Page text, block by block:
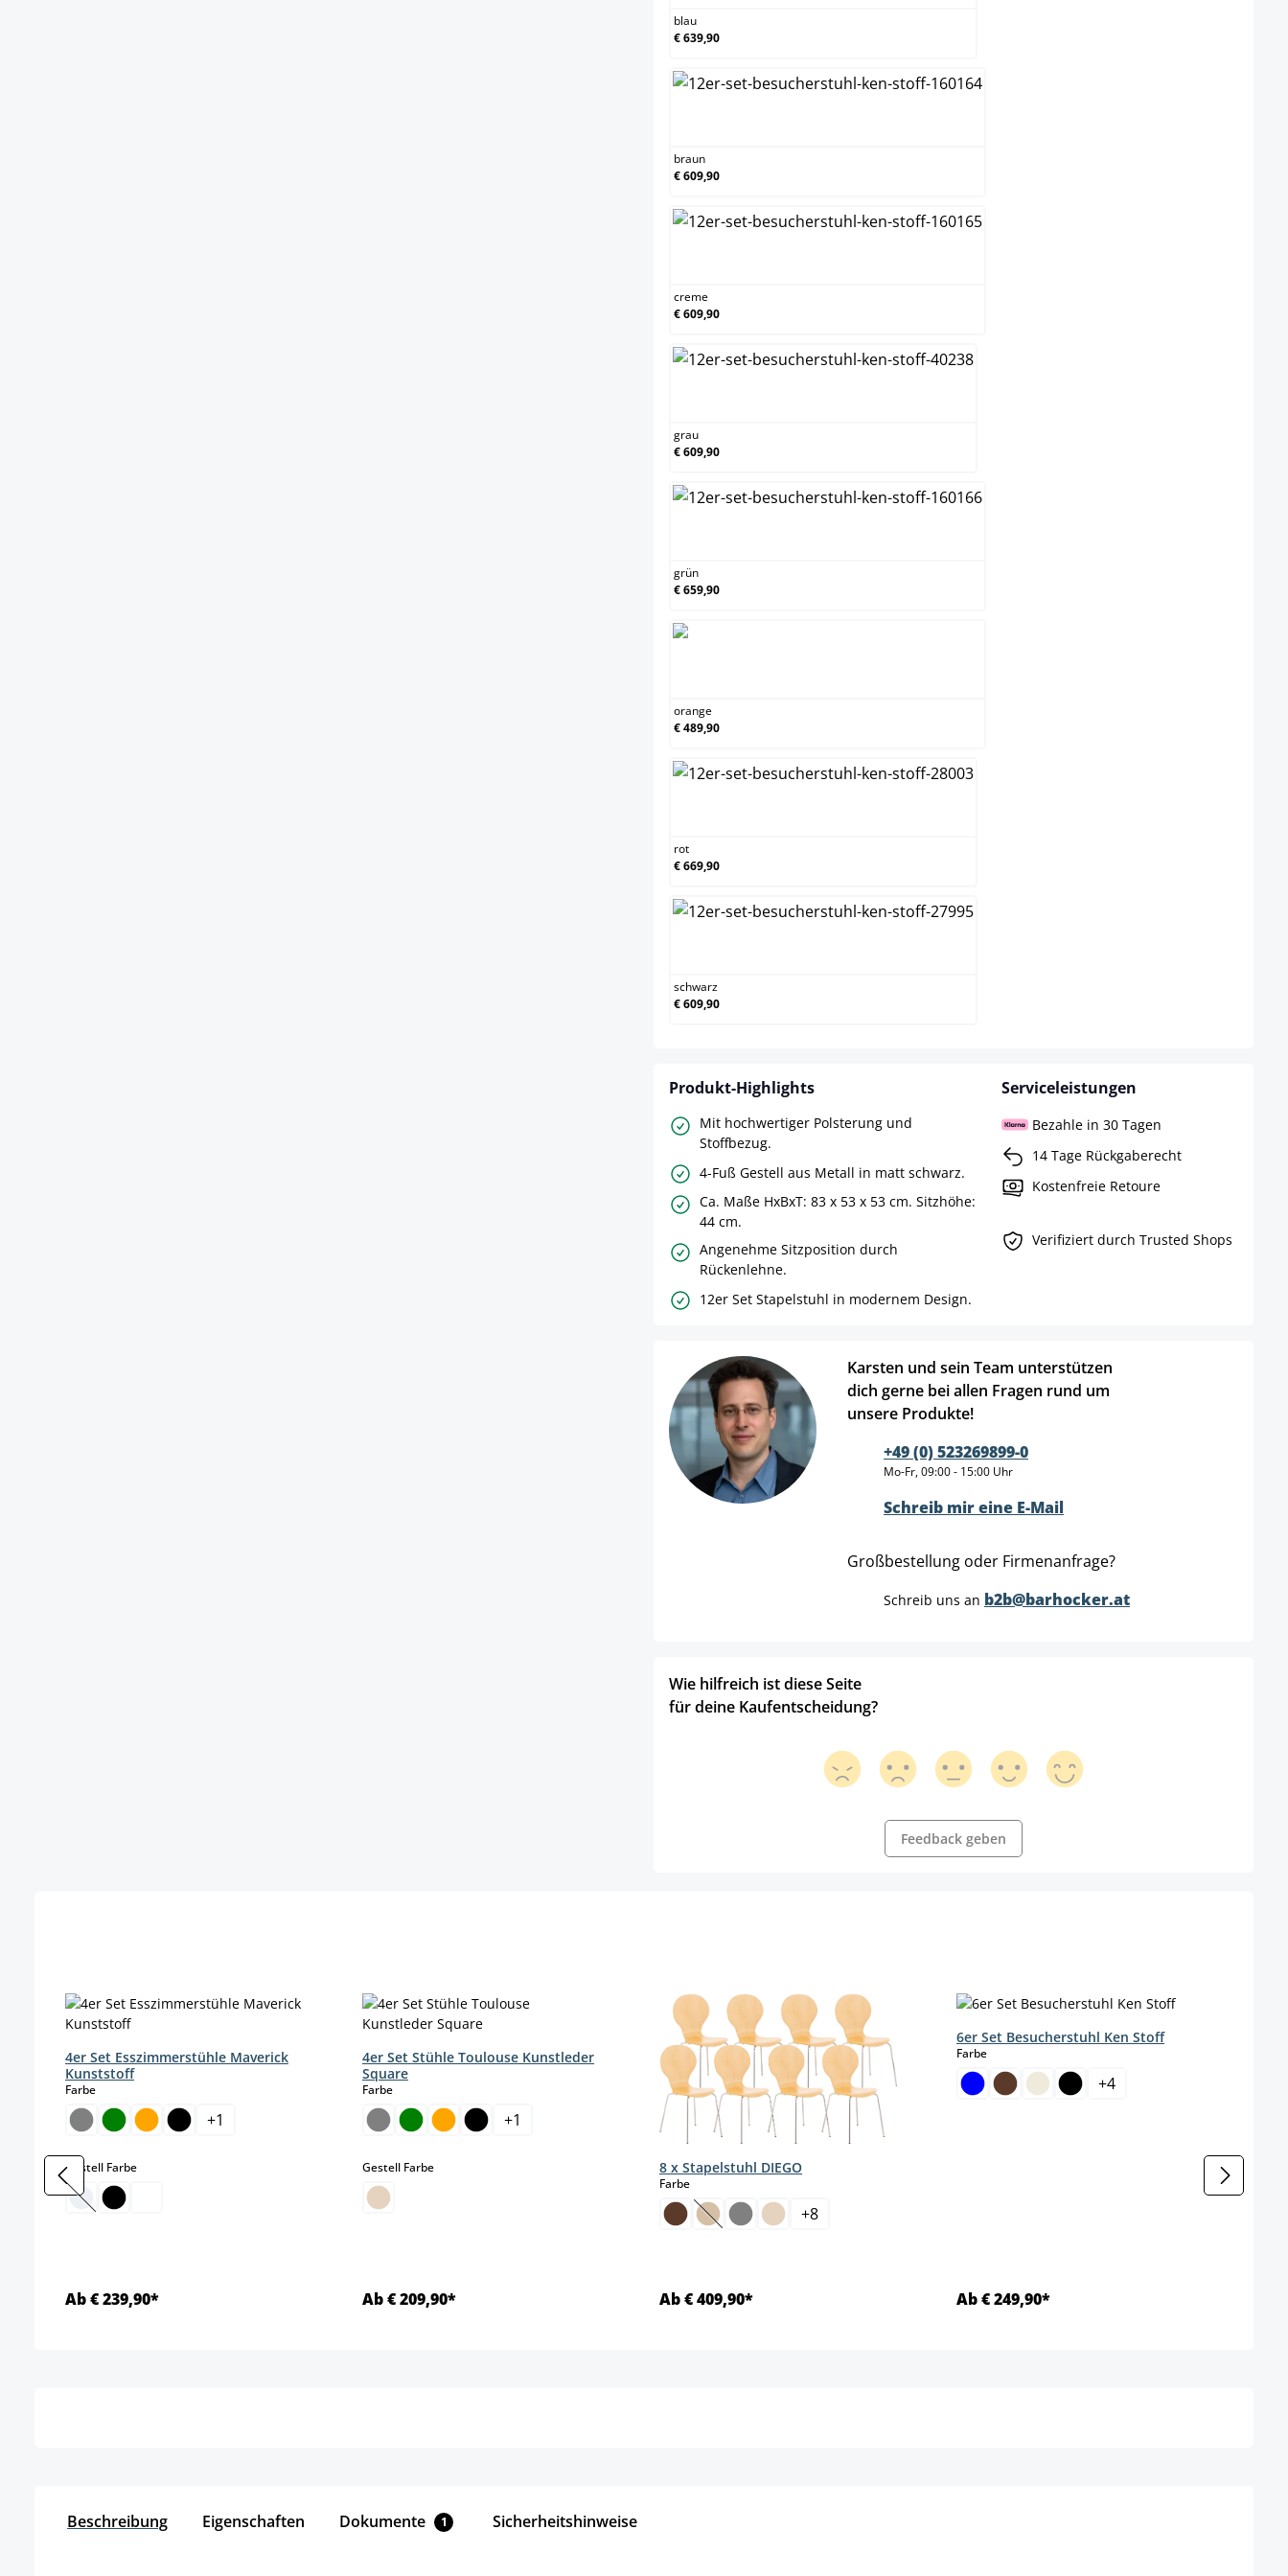
blau
€ 639,90
braun
€ 609,90
creme
€ 609,90
grau
€ 609,90
grün
€ 659,90
orange
€ 489,90
rot
€ 669,90
schwarz
€ 609,90
Produkt-Highlights
Mit hochwertiger Polsterung und
Stoffbezug.
4-Fuß Gestell aus Metall in matt schwarz.
Ca. Maße HxBxT: 83 x 53 x 53 cm. Sitzhöhe:
44 cm.
Angenehme Sitzposition durch
Rückenlehne.
12er Set Stapelstuhl in modernem Design.
Serviceleistungen
Bezahle in 30 Tagen
14 Tage Rückgaberecht
Kostenfreie Retoure
Verifiziert durch Trusted Shops
Karsten und sein Team unterstützen
dich gerne bei allen Fragen rund um
unsere Produkte!
+49 (0) 523269899-0
Mo-Fr, 09:00 - 15:00 Uhr
Schreib mir eine E-Mail
Großbestellung oder Firmenanfrage?
Schreib uns an b2b@barhocker.at
Wie hilfreich ist diese Seite
für deine Kaufentscheidung?
Feedback geben
4er Set Esszimmerstühle Maverick
Kunststoff
Farbeauswählen
+1
Gestell Farbeauswählen
(Diese Option ist zurzeit nicht verfügbar.)
Ab € 239,90*
4er Set Stühle Toulouse Kunstleder
Square
Farbeauswählen
+1
Gestell Farbeauswählen
Ab € 209,90*
8 x Stapelstuhl DIEGO
Farbeauswählen
(Diese Option ist zurzeit nicht verfügbar.)
+8
Ab € 409,90*
6er Set Besucherstuhl Ken Stoff
Farbeauswählen
+4
Ab € 249,90*
Beschreibung Eigenschaften Dokumente 1 Sicherheitshinweise